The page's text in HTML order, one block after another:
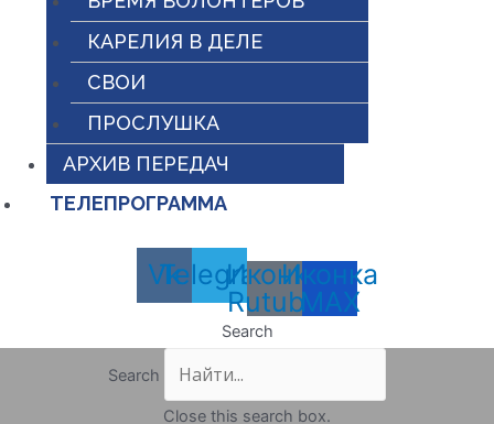
КАРЕЛИЯ В ДЕЛЕ
СВОИ
ПРОСЛУШКА
АРХИВ ПЕРЕДАЧ
ТЕЛЕПРОГРАММА
Vk
Telegram
Иконка
Rutube
Иконка
MAX
Search
Search
Close this search box.